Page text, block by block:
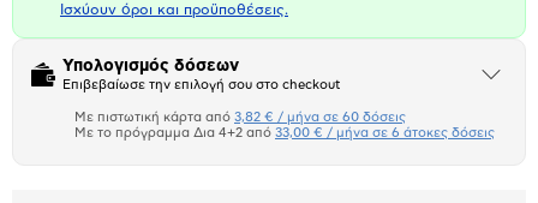
Ισχύουν όροι και προϋποθέσεις.
Υπολογισμός δόσεων
Επιβεβαίωσε την επιλογή σου στο checkout
Άνοιξε
Πιστωτική κάρτα
Με πιστωτική κάρτα από 3,82 € / μήνα σε 60 δόσεις
Με το πρόγραμμα Δια 4+2 από 33,00 € / μήνα σε 6 άτοκες δόσεις